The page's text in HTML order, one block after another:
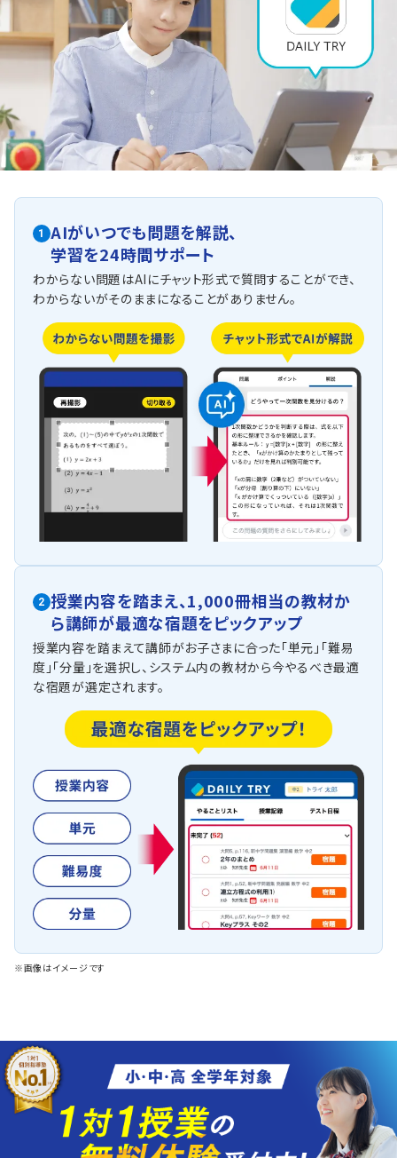
1
AIがいつでも問題を解説、
学習を24時間サポート
わからない問題はAIにチャット形式で質問することができ、
わからないがそのままになることがありません。
2 授業内容を踏まえ、1,000冊相当の教材か
ら講師が最適な宿題をピックアップ
授業内容を踏まえて講師がお子さまに合った「単元」「難易
度」「分量」を選択し、システム内の教材から今やるべき最適
な宿題が選定されます。
※画像はイメージです